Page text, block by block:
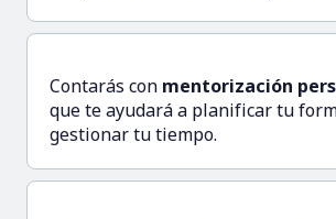
Contarás con mentorización
que te ayudará a planificar tu
gestionar tu tiempo.